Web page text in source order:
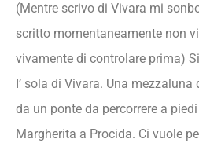
(Mentre scrivo di Vivara mi
scritto momentaneamente non
vivamente di controlare prima)
I’ sola di Vivara. Una
da un ponte da percorrere a
Margherita a Procida. Ci vuole